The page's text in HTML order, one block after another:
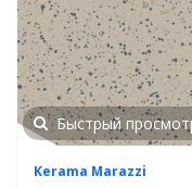
Быстрый
Kerama Marazzi